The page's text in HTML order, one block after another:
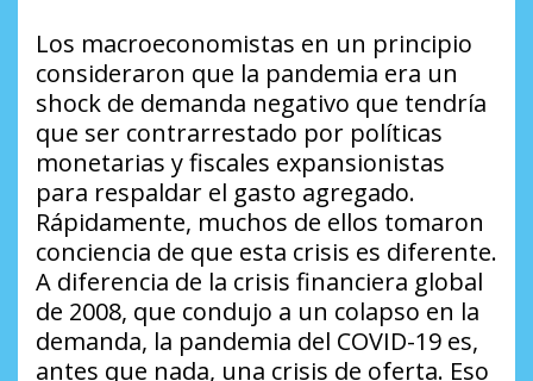
Los macroeconomistas en un principio
consideraron que la pandemia era un
shock de demanda negativo que tendría
que ser contrarrestado por políticas
monetarias y fiscales expansionistas
para respaldar el gasto agregado.
Rápidamente, muchos de ellos tomaron
conciencia de que esta crisis es diferente.
A diferencia de la crisis financiera global
de 2008, que condujo a un colapso en la
demanda, la pandemia del COVID-19 es,
antes que nada, una crisis de oferta. Eso